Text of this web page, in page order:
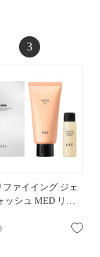
3
ファイイング ジェ
ッシュ MED リ…
お